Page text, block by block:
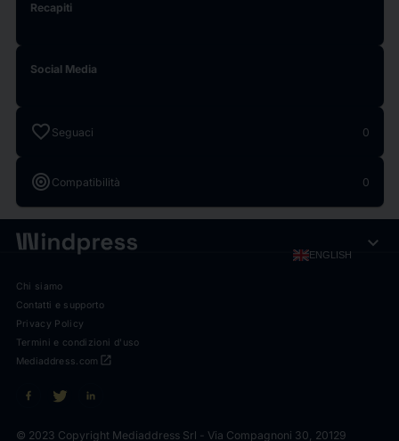
Recapiti
Social Media
favorite Seguaci 0
target Compatibilità 0
ENGLISH expand_more
Chi siamo
Contatti e supporto
Privacy Policy
Termini e condizioni d'uso
open_in_new
Mediaddress.com
© 2023 Copyright Mediaddress Srl - Via Compagnoni 30, 20129